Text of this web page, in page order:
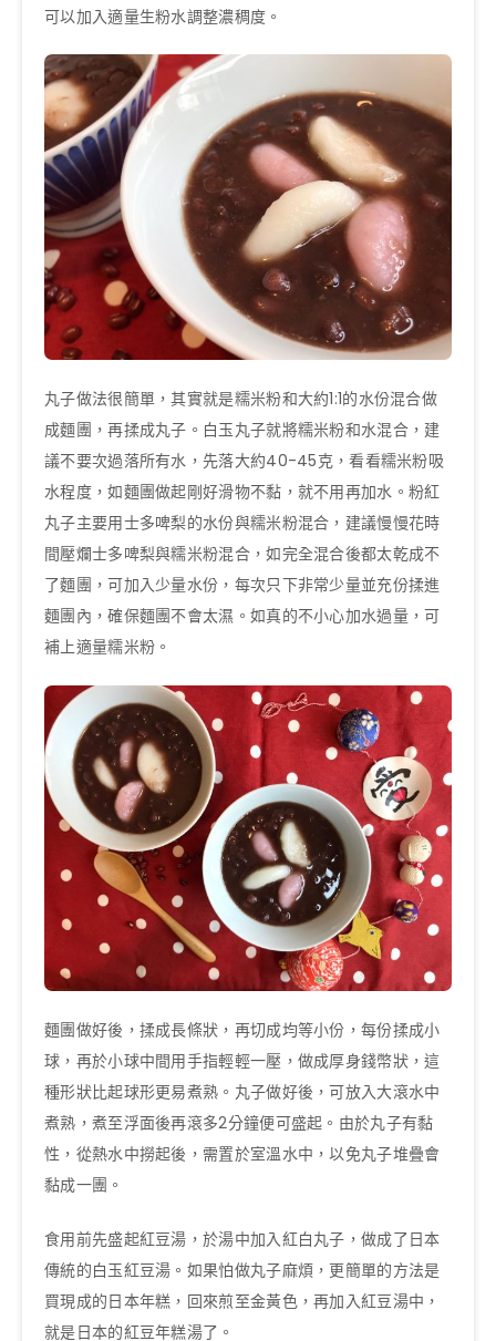
可以加入適量生粉水調整濃稠度。
丸子做法很簡單，其實就是糯米粉和大約1:1的水份混合做
成麵團，再揉成丸子。白玉丸子就將糯米粉和水混合，建
議不要次過落所有水，先落大約40-45克，看看糯米粉吸
水程度，如麵團做起剛好滑物不黏，就不用再加水。粉紅
丸子主要用士多啤梨的水份與糯米粉混合，建議慢慢花時
間壓爛士多啤梨與糯米粉混合，如完全混合後都太乾成不
了麵團，可加入少量水份，每次只下非常少量並充份揉進
麵團內，確保麵團不會太濕。如真的不小心加水過量，可
補上適量糯米粉。
麵團做好後，揉成長條狀，再切成均等小份，每份揉成小
球，再於小球中間用手指輕輕一壓，做成厚身錢幣狀，這
種形狀比起球形更易煮熟。丸子做好後，可放入大滾水中
煮熟，煮至浮面後再滾多2分鐘便可盛起。由於丸子有黏
性，從熱水中撈起後，需置於室溫水中，以免丸子堆疊會
黏成一團。
食用前先盛起紅豆湯，於湯中加入紅白丸子，做成了日本
傳統的白玉紅豆湯。如果怕做丸子麻煩，更簡單的方法是
買現成的日本年糕，回來煎至金黃色，再加入紅豆湯中，
就是日本的紅豆年糕湯了。